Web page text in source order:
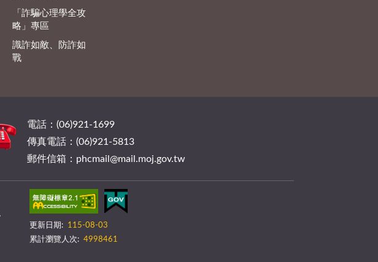
「詐騙心理學全攻
略」專區
識詐如敵、防詐如
戰
電話：(06)921-1699
傳真電話：(06)921-5813
郵件信箱：phcmail@mail.moj.gov.tw
更新日期:
115-08-03
累計瀏覽人次: 4998461